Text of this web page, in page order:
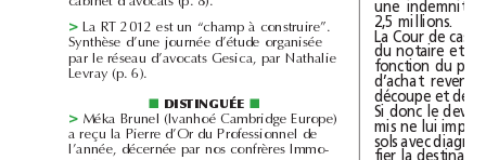
>
La RT 2012 est un “champ à construire”.
Synthèse d’une journée d’étude organisée
par le réseau d’avocats Gesica, par Nathalie
Levray (p.6).
DISTINGUÉE
>
Méka Brunel (Ivanhoé Cambridge Europe)
a reçu la Pierre d’Or du Professionnel de
l’année, décernée par nos confrères Immo-
2,5millions.